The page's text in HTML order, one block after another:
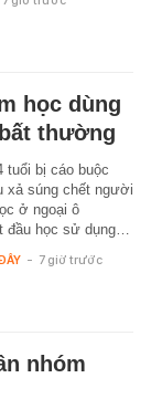
học dùng
thường
tuổi bị cáo buộc
xả súng chết người
ở ngoại ô
đầu học sử dụng…
- 7 giờ trước
nhóm